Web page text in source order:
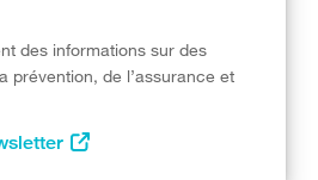
des informations sur des
prévention, de l’assurance et